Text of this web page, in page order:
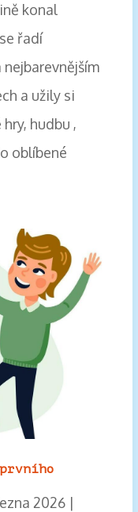
konal
řadí
a užily si
hudbu ,
oblíbené
2026|